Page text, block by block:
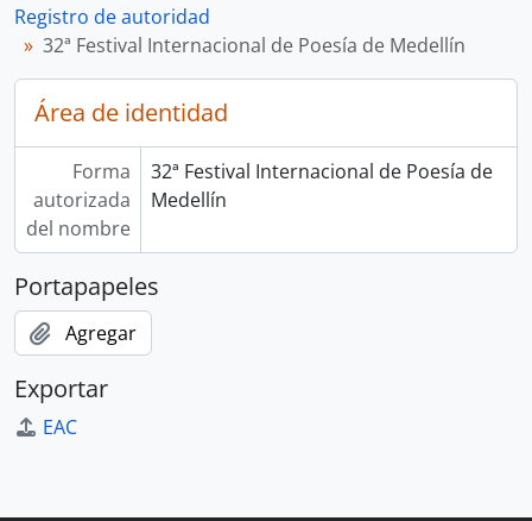
Registro de autoridad
32ª Festival Internacional de Poesía de Medellín
Área de identidad
Forma
autorizada
del nombre
32ª Festival Internacional de Poesía de
Medellín
Portapapeles
Agregar
Exportar
EAC